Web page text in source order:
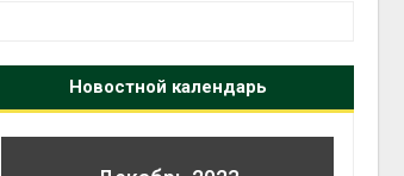
Новостной календарь